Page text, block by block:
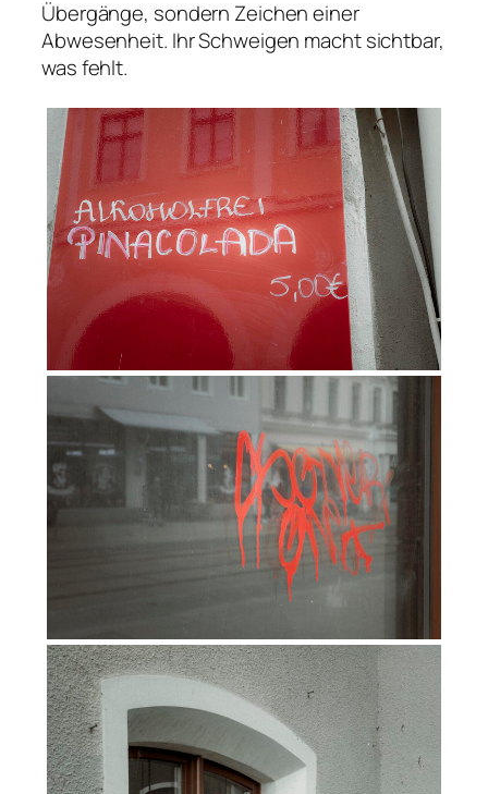
Übergänge, sondern Zeichen einer
Abwesenheit. Ihr Schweigen macht sichtbar,
was fehlt.